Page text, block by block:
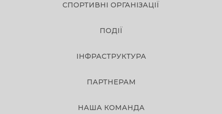
СПОРТИВНІ ОРГАНІЗАЦІЇ
ПОДІЇ
ІНФРАСТРУКТУРА
ПАРТНЕРАМ
НАША КОМАНДА